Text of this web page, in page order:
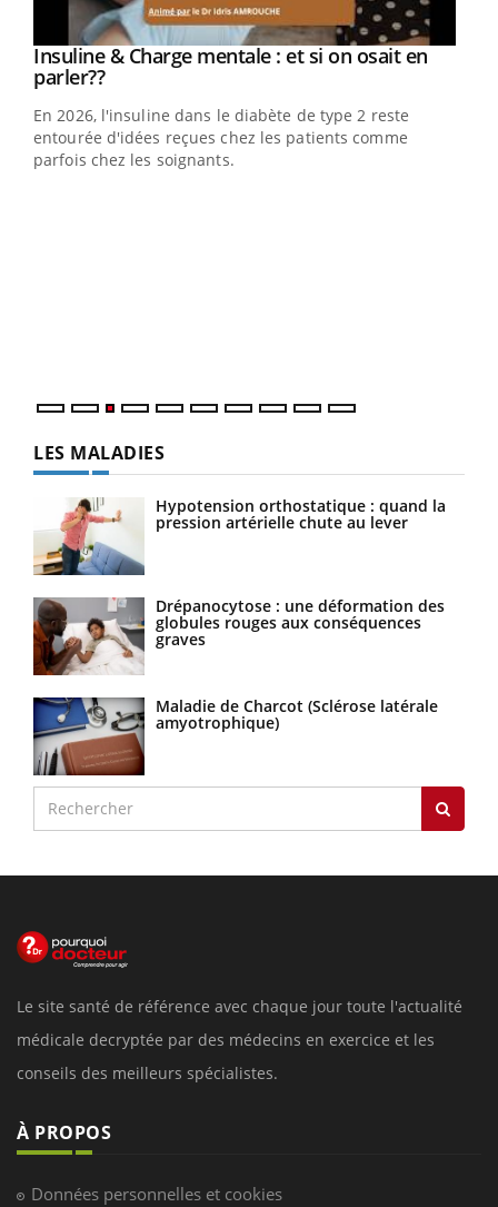
Youtube
Insuline & Charge mentale : et si on osait en
parler??Youtube
En 2026, l'insuline dans le diabète de type 2 reste
entourée d'idées reçues chez les patients comme
parfois chez les soignants.
LES MALADIES
Hypotension orthostatique : quand la
pression artérielle chute au lever
Drépanocytose : une déformation des
globules rouges aux conséquences
graves
Maladie de Charcot (Sclérose latérale
amyotrophique)
Le site santé de référence avec chaque jour toute l'actualité
médicale decryptée par des médecins en exercice et les
conseils des meilleurs spécialistes.
À PROPOS
Données personnelles et cookies